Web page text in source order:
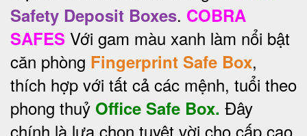
Safety Deposit Boxes. COBRA
SAFES Với gam màu xanh làm nổi bật
căn phòng Fingerprint Safe Box,
thích hợp với tất cả các mệnh, tuổi theo
phong thuỷ Office Safe Box. Đây
chính là lựa chọn tuyệt vời cho cấp cao